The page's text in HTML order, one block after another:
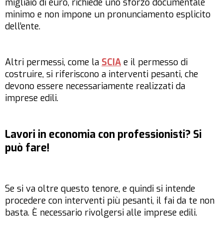
migliaio di euro, richiede uno sforzo documentale
minimo e non impone un pronunciamento esplicito
dell’ente.
Altri permessi, come la SCIA e il permesso di
costruire, si riferiscono a interventi pesanti, che
devono essere necessariamente realizzati da
imprese edili.
Lavori in economia con professionisti? Si
può fare!
Se si va oltre questo tenore, e quindi si intende
procedere con interventi più pesanti, il fai da te non
basta. È necessario rivolgersi alle imprese edili.